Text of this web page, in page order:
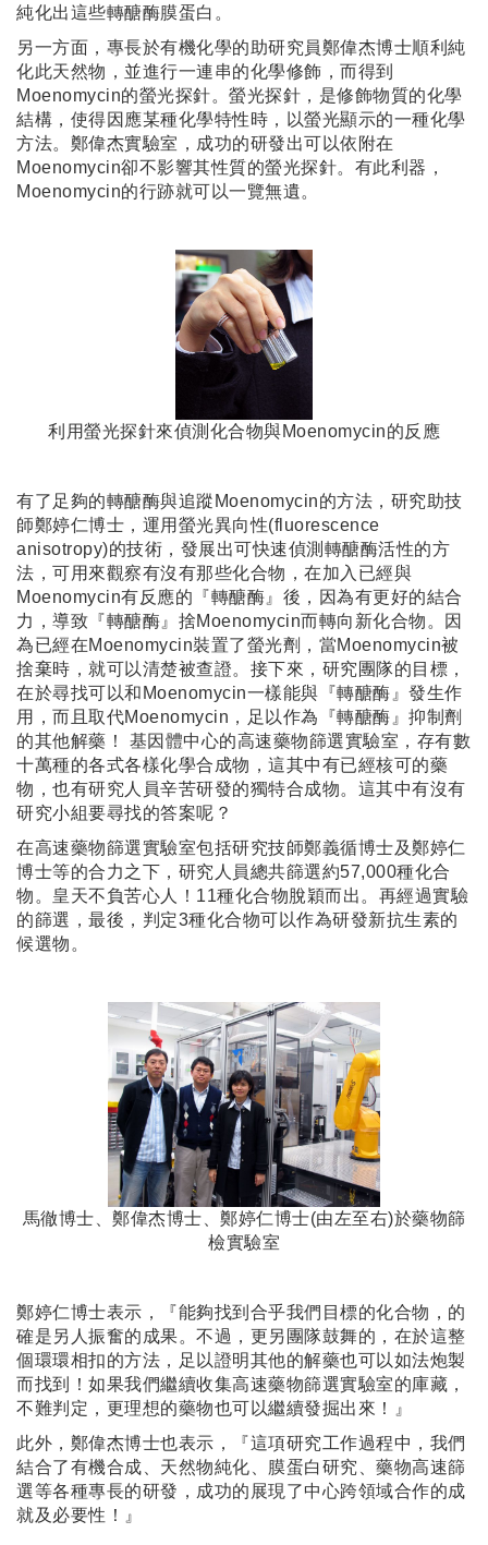
純化出這些轉醣酶膜蛋白。
另一方面，專長於有機化學的助研究員鄭偉杰博士順利純
化此天然物，並進行一連串的化學修飾，而得到
Moenomycin的螢光探針。螢光探針，是修飾物質的化學
結構，使得因應某種化學特性時，以螢光顯示的一種化學
方法。鄭偉杰實驗室，成功的研發出可以依附在
Moenomycin卻不影響其性質的螢光探針。有此利器，
Moenomycin的行跡就可以一覽無遺。
利用螢光探針來偵測化合物與Moenomycin的反應
有了足夠的轉醣酶與追蹤Moenomycin的方法，研究助技
師鄭婷仁博士，運用螢光異向性(fluorescence
anisotropy)的技術，發展出可快速偵測轉醣酶活性的方
法，可用來觀察有沒有那些化合物，在加入已經與
Moenomycin有反應的『轉醣酶』後，因為有更好的結合
力，導致『轉醣酶』捨Moenomycin而轉向新化合物。因
為已經在Moenomycin裝置了螢光劑，當Moenomycin被
捨棄時，就可以清楚被查證。接下來，研究團隊的目標，
在於尋找可以和Moenomycin一樣能與『轉醣酶』發生作
用，而且取代Moenomycin，足以作為『轉醣酶』抑制劑
的其他解藥！ 基因體中心的高速藥物篩選實驗室，存有數
十萬種的各式各樣化學合成物，這其中有已經核可的藥
物，也有研究人員辛苦研發的獨特合成物。這其中有沒有
研究小組要尋找的答案呢？
在高速藥物篩選實驗室包括研究技師鄭義循博士及鄭婷仁
博士等的合力之下，研究人員總共篩選約57,000種化合
物。皇天不負苦心人！11種化合物脫穎而出。再經過實驗
的篩選，最後，判定3種化合物可以作為研發新抗生素的
候選物。
馬徹博士、鄭偉杰博士、鄭婷仁博士(由左至右)於藥物篩
檢實驗室
鄭婷仁博士表示，『能夠找到合乎我們目標的化合物，的
確是另人振奮的成果。不過，更另團隊鼓舞的，在於這整
個環環相扣的方法，足以證明其他的解藥也可以如法炮製
而找到！如果我們繼續收集高速藥物篩選實驗室的庫藏，
不難判定，更理想的藥物也可以繼續發掘出來！』
此外，鄭偉杰博士也表示，『這項研究工作過程中，我們
結合了有機合成、天然物純化、膜蛋白研究、藥物高速篩
選等各種專長的研發，成功的展現了中心跨領域合作的成
就及必要性！』